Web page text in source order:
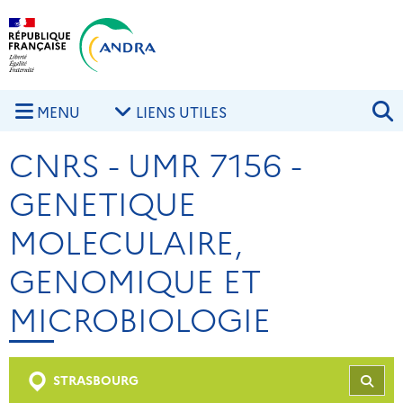
Aller au contenu principal
MENU LIENS UTILES
CNRS - UMR 7156 -
GENETIQUE
MOLECULAIRE,
GENOMIQUE ET
MICROBIOLOGIE
STRASBOURG